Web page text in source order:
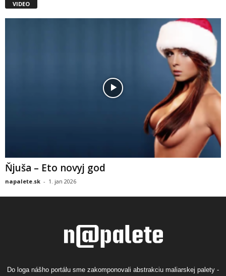
VIDEO
Ňjuša – Eto novyj god
napalete.sk - 1. jan 2026
Do loga nášho portálu sme zakomponovali abstrakciu maliarskej palety -